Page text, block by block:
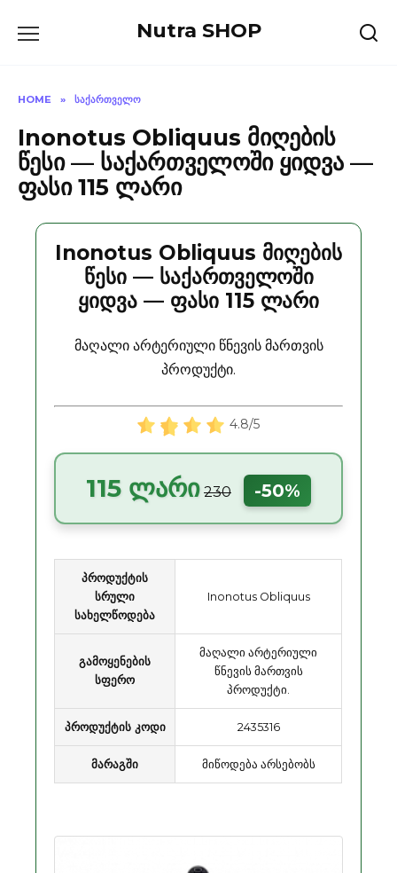
Nutra SHOP
HOME » ᲡᲐᲥᲐᲠᲗᲕᲔᲚᲝ
Inonotus Obliquus მიღების
წესი — საქართველოში ყიდვა —
ფასი 115 ლარი
Inonotus Obliquus მიღების
წესი — საქართველოში
ყიდვა — ფასი 115 ლარი
მაღალი არტერიული წნევის მართვის
პროდუქტი.
4.8/5
115 ლარი 230 -50%
პროდუქტის
სრული
სახელწოდება
Inonotus Obliquus
გამოყენების
სფერო
მაღალი არტერიული
წნევის მართვის
პროდუქტი.
პროდუქტის კოდი 2435316
მარაგში მიწოდება არსებობს